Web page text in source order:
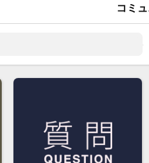
コミ